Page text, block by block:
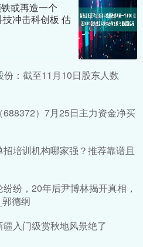
或再造一个
冲击科创板 估
：截至11月10日股东人数
）7月25日主力资金净买
培训机构哪家强？推荐靠谱且
纷，20年后尹博林揭开真相，
德纲
入门级赏秋地风景绝了